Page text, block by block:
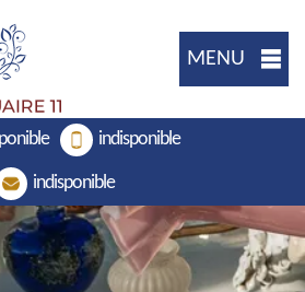
MENU
indisponible
indisponible